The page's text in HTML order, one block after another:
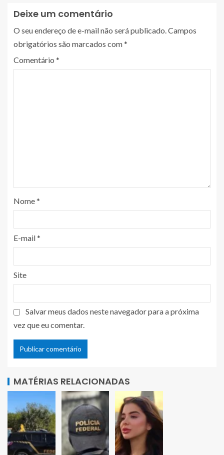
Deixe um comentário
O seu endereço de e-mail não será publicado.Campos
obrigatórios são marcados com*
Comentário *
Nome*
E-mail*
Site
Salvar meus dados neste navegador para a próxima
vez que eu comentar.
MATÉRIAS RELACIONADAS